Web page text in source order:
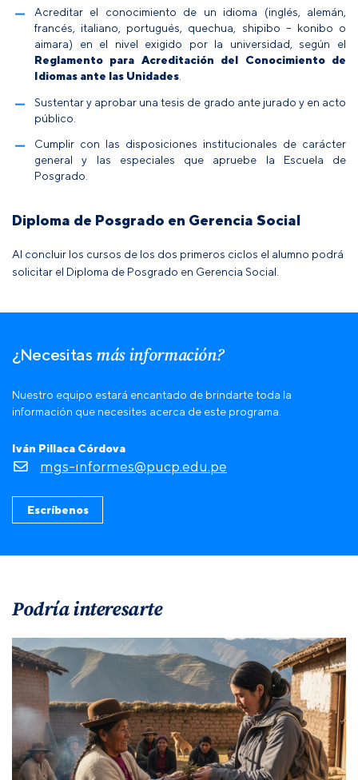
Acreditar el conocimiento de un idioma (inglés, alemán,
francés, italiano, portugués, quechua, shipibo – konibo o
aimara) en el nivel exigido por la universidad, según el
Reglamento para Acreditación del Conocimiento de
Idiomas ante las Unidades
Sustentar y aprobar una tesis de grado ante jurado y en acto
público.
Cumplir con las disposiciones institucionales de carácter
general y las especiales que apruebe la Escuela de
Posgrado.
Diploma de Posgrado en Gerencia Social
Al concluir los cursos de los dos primeros ciclos el alumno podrá
solicitar el Diploma de Posgrado en Gerencia Social.
¿Necesitas más información?
Nuestro equipo estará encantado de brindarte toda la
información que necesites acerca de este programa.
Iván Pillaca Córdova
mgs-informes@pucp.edu.pe
Escríbenos
Podría interesarte